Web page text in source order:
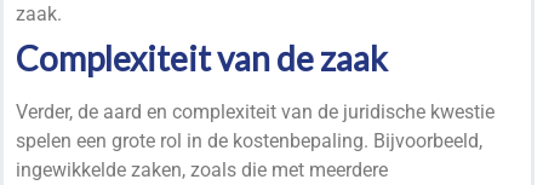
zaak.
Complexiteit van de zaak
Verder, de aard en complexiteit van de juridische kwestie
spelen een grote rol in de kostenbepaling. Bijvoorbeeld,
ingewikkelde zaken, zoals die met meerdere